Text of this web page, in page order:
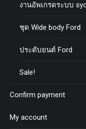
งานอัพเกรดระบบ
ชุด Wide body Ford
ประดับยนต์ Ford
Sale!
Confirm payment
My account